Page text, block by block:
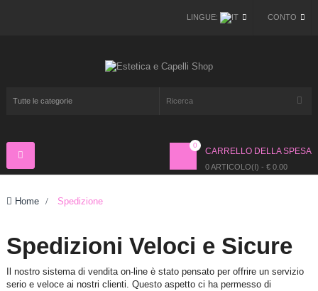
CONTO
LINGUE:
CARRELLO DELLA SPESA
0 ARTICOLO(I) - € 0.00
0
Navigazione
Toggle
Home > Spedizione
Spedizioni Veloci e Sicure
Il nostro sistema di vendita on-line è stato pensato per offrire un servizio
serio e veloce ai nostri clienti. Questo aspetto ci ha permesso di